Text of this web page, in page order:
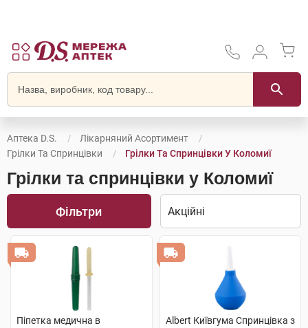
Аптека D.S.
Лікарняний Асортимент
Грілки Та Спринцівки
Грілки Та Спринцівки У Коломиї
Грілки та спринцівки у Коломиї
Фільтри
Піпетка медична в
Albert Київгума Спринцівка з